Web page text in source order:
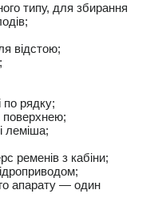
типу, для збирання
відстою;
по рядку;
поверхнею;
леміша;
ременів з кабіни;
апарату — один